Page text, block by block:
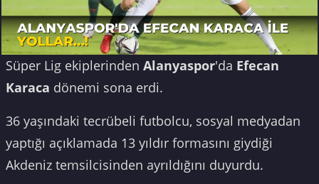
Süper Lig ekiplerinden Alanyaspor'da Efecan
Karaca dönemi sona erdi.
36 yaşındaki tecrübeli futbolcu, sosyal medyadan
yaptığı açıklamada 13 yıldır formasını giydiği
Akdeniz temsilcisinden ayrıldığını duyurdu.